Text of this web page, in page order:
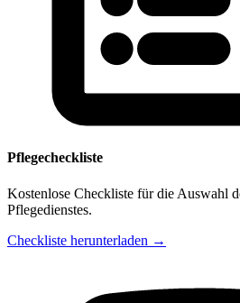
Pflegecheckliste
Kostenlose Checkliste für die Auswahl
Pflegedienstes.
Checkliste herunterladen →